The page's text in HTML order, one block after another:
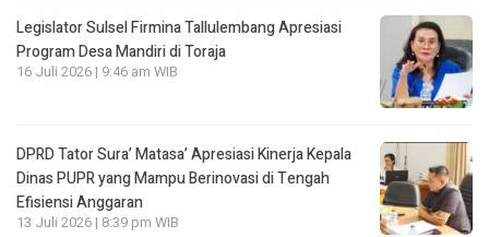
Legislator Sulsel Firmina Tallulembang Apresiasi
Program Desa Mandiri di Toraja
16 Juli 2026 | 9:46 am WIB
DPRD Tator Sura’ Matasa’ Apresiasi Kinerja Kepala
Dinas PUPR yang Mampu Berinovasi di Tengah
Efisiensi Anggaran
13 Juli 2026 | 8:39 pm WIB